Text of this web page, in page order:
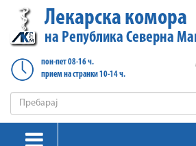
Лекарска комора
на Република Северна
пон-пет 08-16 ч.
прием на странки 10-14 ч.